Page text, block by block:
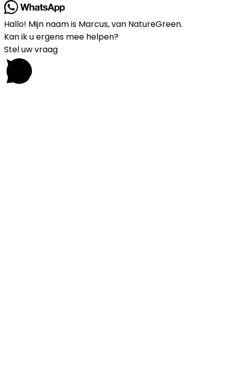
Hallo! Mijn naam is Marcus, van NatureGreen.
Kan ik u ergens mee helpen?
Stel uw vraag